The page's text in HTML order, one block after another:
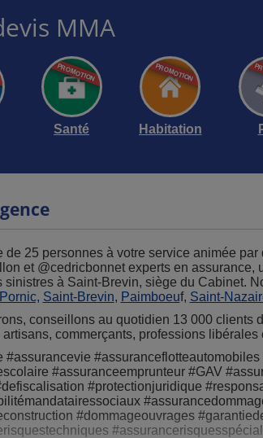
MMA
Santé Habitation
de 25 personnes à votre service animée
et @cedricbonnet experts en assurance,
sinistres à Saint-Brevin, siège du Cabinet.
Pornic, Saint-Brevin, Paimboeuf, Saint-
conseillons au quotidien 13 000 clients
commerçants, professions libérales
#assurancevie
#assuranceemprunteur #GAV
#protectionjuridique
#dommageouvrages